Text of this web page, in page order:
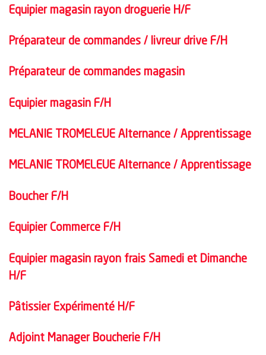
Equipier magasin rayon droguerie H/F
Préparateur de commandes / livreur drive F/H
Préparateur de commandes magasin
Equipier magasin F/H
MELANIE TROMELEUE Alternance / Apprentissage
MELANIE TROMELEUE Alternance / Apprentissage
Boucher F/H
Equipier Commerce F/H
Equipier magasin rayon frais Samedi et Dimanche
H/F
Pâtissier Expérimenté H/F
Adjoint Manager Boucherie F/H